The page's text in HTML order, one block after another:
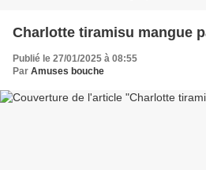
Charlotte tiramisu mangue
Publié le 27/01/2025 à 08:55
Par Amuses bouche